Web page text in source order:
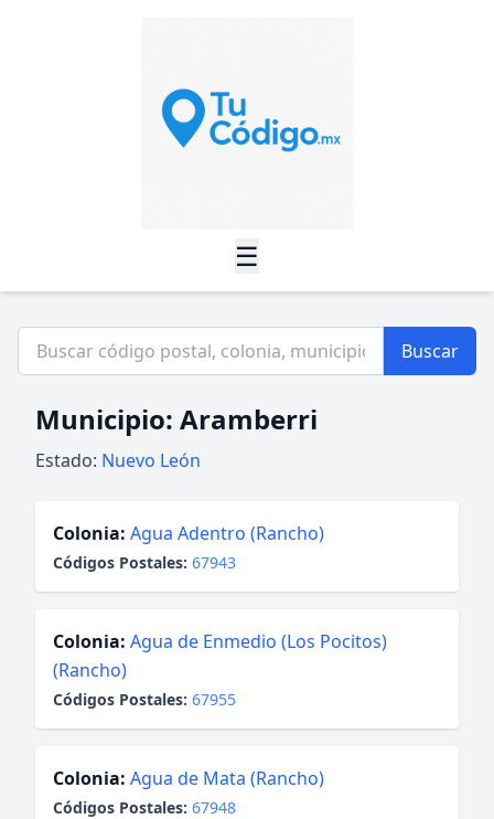
☰
Buscar
Municipio: Aramberri
Estado: Nuevo León
Colonia: Agua Adentro (Rancho)
Códigos Postales: 67943
Colonia: Agua de Enmedio (Los Pocitos)
(Rancho)
Códigos Postales: 67955
Colonia: Agua de Mata (Rancho)
Códigos Postales: 67948